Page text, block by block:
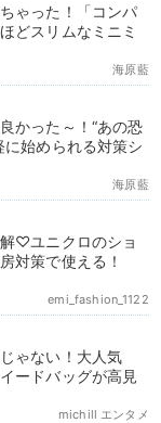
ゃった！「コンパ
どスリムなミニミ
海原藍
かった～！“あの恐
始められる対策シ
海原藍
♡ユニクロのショ
対策で使える！
emi_fashion_1122
ゃない！大人気
ードバッグが高見
michill エンタメ